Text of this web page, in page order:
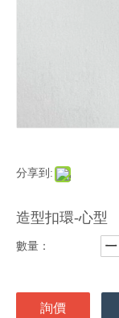
分享到:
造型扣環-心型
數量：
詢價